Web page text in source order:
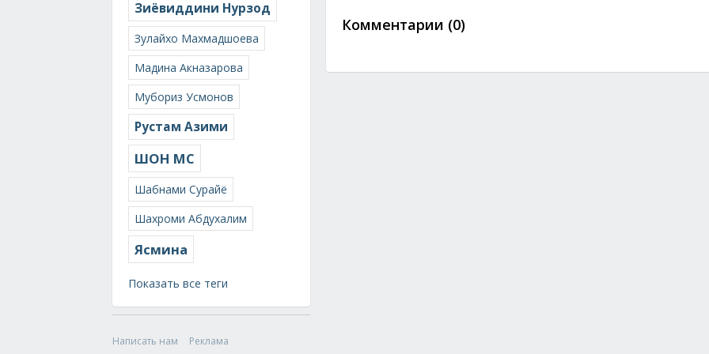
Зиёвиддини Нурзод
Зулайхо Махмадшоева
Мадина Акназарова
Мубориз Усмонов
Рустам Азими
ШОН МС
Шабнами Сурайё
Шахроми Абдухалим
Ясмина
Показать все теги
Написать нам
Реклама
Комментарии (0)